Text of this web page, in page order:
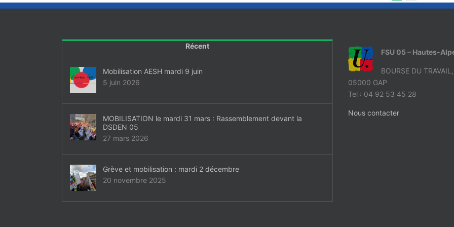
Récent
Mobilisation AESH mardi 9 juin
5 juin 2026
MOBILISATION le mardi 31 mars : Rassemblement devant la
DSDEN 05
27 mars 2026
Grève et mobilisation : mardi 2 décembre
20 novembre 2025
FSU 05 – Hautes-
BOURSE DU
05000 GAP
Tel : 04 92 53 45 28
Nous contacter